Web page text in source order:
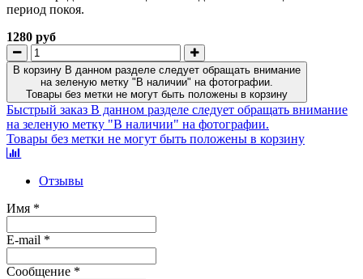
период покоя.
1280 руб
В корзину В данном разделе следует обращать внимание
на зеленую метку "В наличии" на фотографии.
Товары без метки не могут быть положены в корзину
Быстрый заказ В данном разделе следует обращать внимание
на зеленую метку "В наличии" на фотографии.
Товары без метки не могут быть положены в корзину
Отзывы
Имя *
E-mail *
Сообщение *